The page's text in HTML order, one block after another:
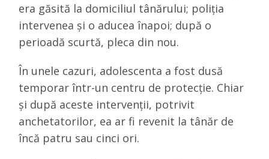
era găsită la domiciliul tânărului; poliția
intervenea și o aducea înapoi; după o
perioadă scurtă, pleca din nou.
În unele cazuri, adolescenta a fost dusă
temporar într-un centru de protecție. Chiar
și după aceste intervenții, potrivit
anchetatorilor, ea ar fi revenit la tânăr de
încă patru sau cinci ori.